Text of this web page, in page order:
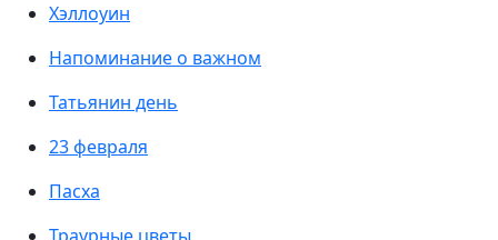
Хэллоуин
Напоминание о важном
Татьянин день
23 февраля
Пасха